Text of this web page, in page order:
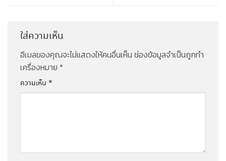
ใส่ความเห็น
อีเมลของคุณจะไม่แสดงให้คนอื่นเห็น ช่องข้อมูลจำเป็นถูกทำ
เครื่องหมาย *
ความเห็น *